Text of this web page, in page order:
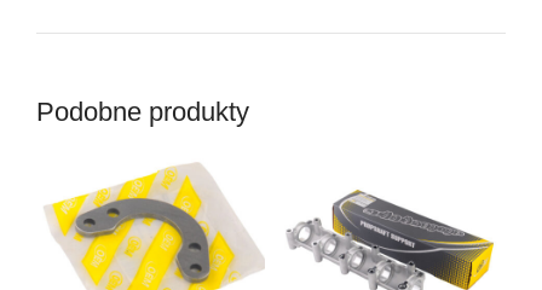
Podobne produkty